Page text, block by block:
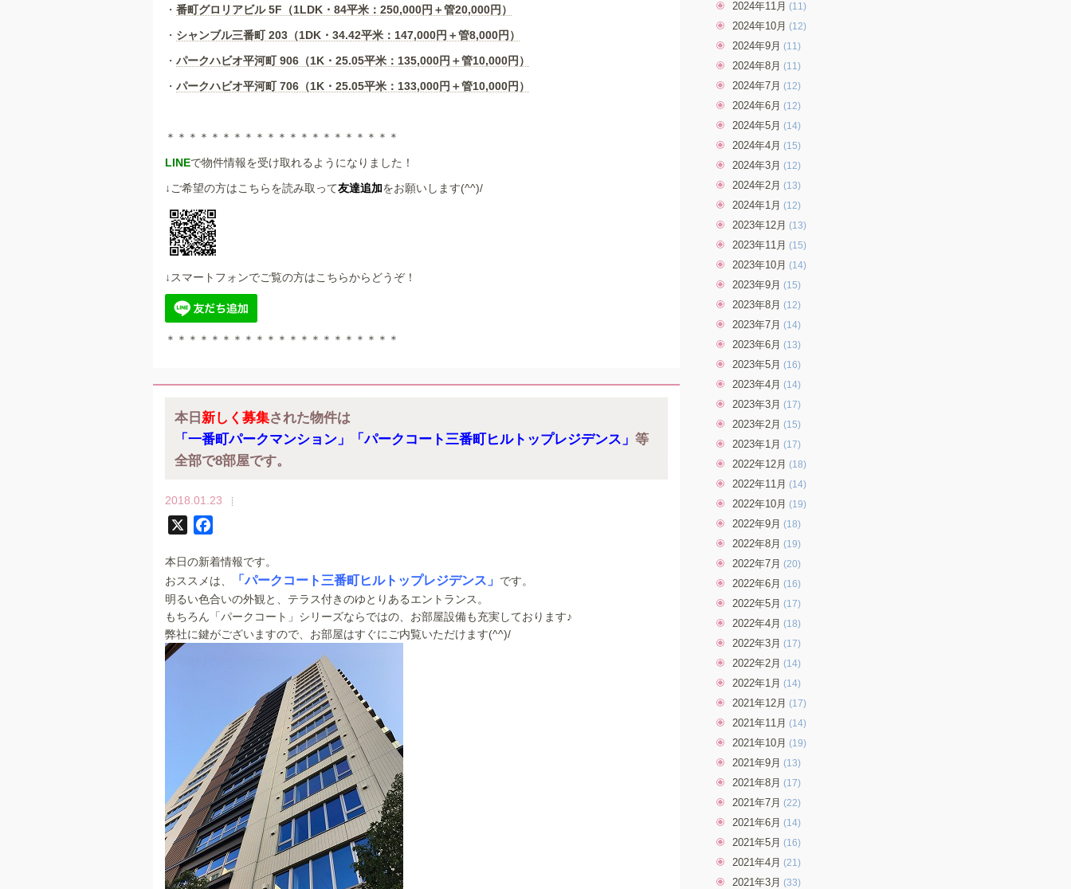
・ 番町グロリアビル 5F（1LDK・84平米：250,000円＋管20,000円）
・ シャンブル三番町 203（1DK・34.42平米：147,000円＋管8,000円）
・ パークハビオ平河町 906（1K・25.05平米：135,000円＋管10,000円）
・ パークハビオ平河町 706（1K・25.05平米：133,000円＋管10,000円）
＊＊＊＊＊＊＊＊＊＊＊＊＊＊＊＊＊＊＊＊＊
LINEで物件情報を受け取れるようになりました！
↓ご希望の方はこちらを読み取って友達追加をお願いします(^^)/
↓スマートフォンでご覧の方はこちらからどうぞ！
＊＊＊＊＊＊＊＊＊＊＊＊＊＊＊＊＊＊＊＊＊
本日新しく募集された物件は
「一番町パークマンション」「パークコート三番町ヒルトップレジデンス」等
全部で8部屋です。
2018.01.23
c
e
b
o
o
本日の新着情報です。
おススメは、
「パークコート三番町ヒルトップレジデンス」 です。
明るい色合いの外観と、テラス付きのゆとりあるエントランス。
もちろん「パークコート」シリーズならではの、お部屋設備も充実しております♪
弊社に鍵がございますので、お部屋はすぐにご内覧いただけます(^^)/
2024年11月 (11)
2024年10月 (12)
2024年9月 (11)
2024年8月 (11)
2024年7月 (12)
2024年6月 (12)
2024年5月 (14)
2024年4月 (15)
2024年3月 (12)
2024年2月 (13)
2024年1月 (12)
2023年12月 (13)
2023年11月 (15)
2023年10月 (14)
2023年9月 (15)
2023年8月 (12)
2023年7月 (14)
2023年6月 (13)
2023年5月 (16)
2023年4月 (14)
2023年3月 (17)
2023年2月 (15)
2023年1月 (17)
2022年12月 (18)
2022年11月 (14)
2022年10月 (19)
2022年9月 (18)
2022年8月 (19)
2022年7月 (20)
2022年6月 (16)
2022年5月 (17)
2022年4月 (18)
2022年3月 (17)
2022年2月 (14)
2022年1月 (14)
2021年12月 (17)
2021年11月 (14)
2021年10月 (19)
2021年9月 (13)
2021年8月 (17)
2021年7月 (22)
2021年6月 (14)
2021年5月 (16)
2021年4月 (21)
2021年3月 (33)